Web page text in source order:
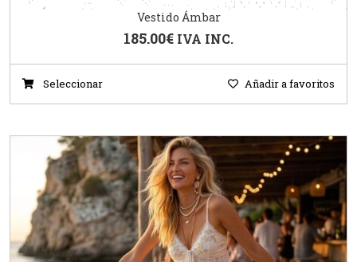
Vestido Ámbar
185.00€ IVA INC.
Seleccionar Añadir a favoritos